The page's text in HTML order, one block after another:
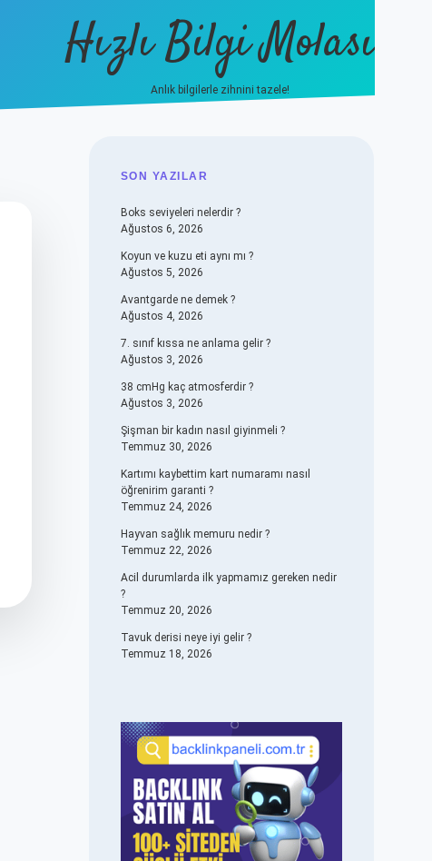
Hızlı Bilgi Molası
Anlık bilgilerle zihnini tazele!
SIDEBAR
SON YAZILAR
Boks seviyeleri nelerdir ?
Ağustos 6, 2026
Koyun ve kuzu eti aynı mı ?
Ağustos 5, 2026
Avantgarde ne demek ?
Ağustos 4, 2026
7. sınıf kıssa ne anlama gelir ?
Ağustos 3, 2026
38 cmHg kaç atmosferdir ?
Ağustos 3, 2026
Şişman bir kadın nasıl giyinmeli ?
Temmuz 30, 2026
Kartımı kaybettim kart numaramı nasıl
öğrenirim garanti ?
Temmuz 24, 2026
Hayvan sağlık memuru nedir ?
Temmuz 22, 2026
Acil durumlarda ilk yapmamız gereken nedir
?
Temmuz 20, 2026
Tavuk derisi neye iyi gelir ?
Temmuz 18, 2026